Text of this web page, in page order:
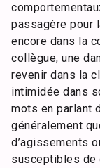
passagère pour
encore dans la
collègue, une
revenir dans la
intimidée dans
mots en parlant
généralement
d’agissements
susceptibles de